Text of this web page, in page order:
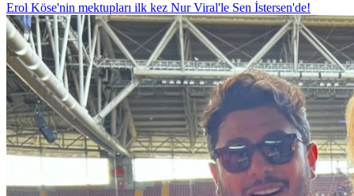
Erol Köse'nin mektupları ilk kez Nur Viral'le Sen İstersen'de!